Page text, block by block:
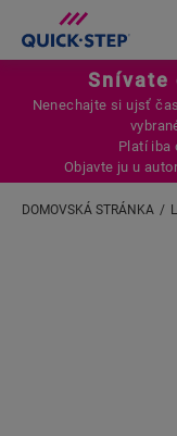
Snívate
Nenechajte si ujsť
Platí iba
Objavte ju u
DOMOVSKÁ STRÁNKA